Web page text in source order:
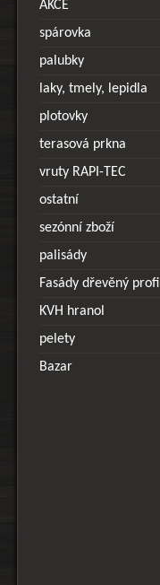
AKCE
spárovka
palubky
laky, tmely, lepidla
plotovky
terasová prkna
vruty RAPI-TEC
ostatní
sezónní zboží
palisády
Fasády dřevěný profil
KVH hranol
pelety
Bazar